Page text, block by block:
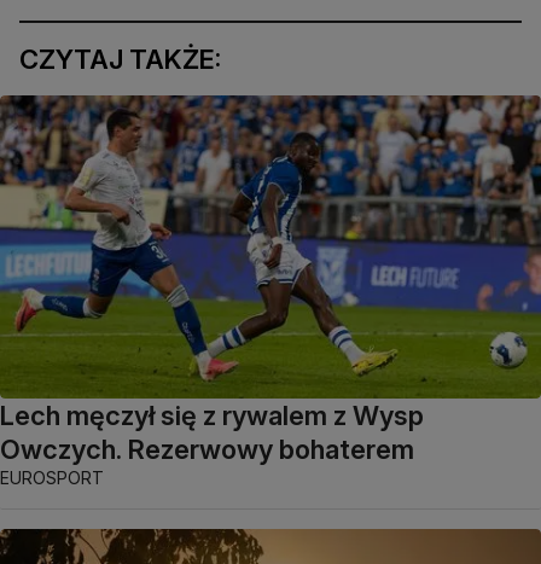
CZYTAJ TAKŻE:
Lech męczył się z rywalem z Wysp
Owczych. Rezerwowy bohaterem
EUROSPORT